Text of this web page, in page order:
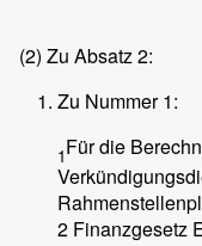
(2) Zu Absatz 2:
Zu Nummer 1:
1Für die
2 Finanzgesetz